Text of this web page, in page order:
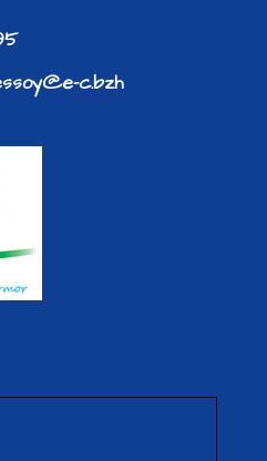
c.bzh